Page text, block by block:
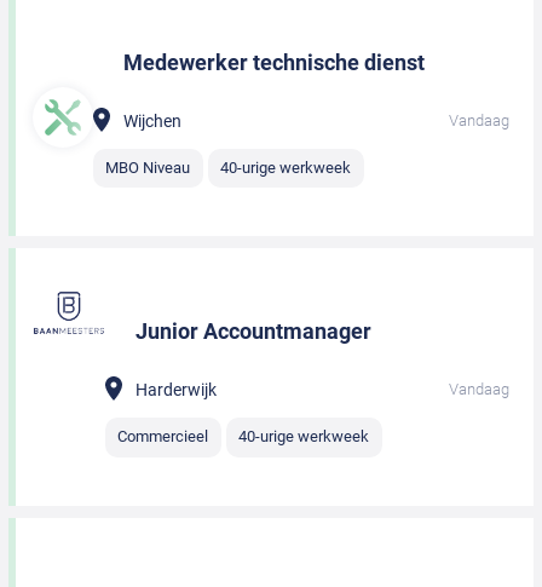
Medewerker technische dienst
Wijchen Vandaag
MBO Niveau 40-urige werkweek
Junior Accountmanager
Harderwijk Vandaag
Commercieel 40-urige werkweek